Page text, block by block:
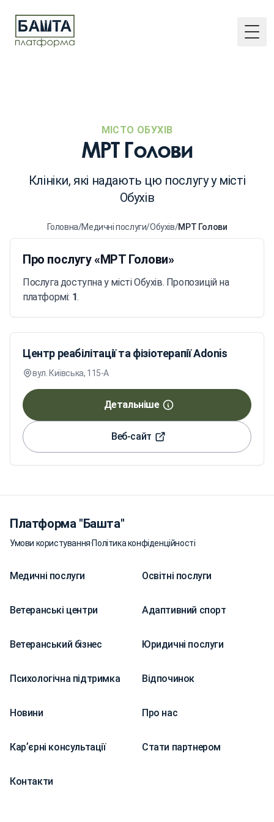
МІСТО ОБУХІВ
МРТ Голови
Клініки, які надають цю послугу у місті
Обухів
Головна/Медичні послуги/Обухів/МРТ Голови
Про послугу «МРТ Голови»
Послуга доступна у місті Обухів. Пропозицій на
платформі: 1.
Центр реабілітації та фізіотерапії Adonis
вул. Київська, 115-А
Детальніше
Веб-сайт
Платформа "Башта"
Умови користування·Політика конфіденційності
Медичні послуги Освітні послуги
Ветеранські центри Адаптивний спорт
Ветеранський бізнес Юридичні послуги
Психологічна підтримка Відпочинок
Новини Про нас
Карʼєрні консультації Стати партнером
Контакти